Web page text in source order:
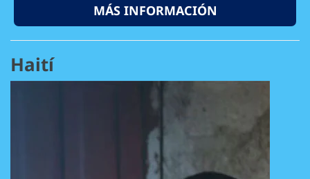
MÁS INFORMACIÓN
Haití